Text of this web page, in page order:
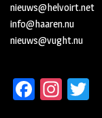
nieuws@helvoirt.net
info@haaren.nu
nieuws@vught.nu
Fa In